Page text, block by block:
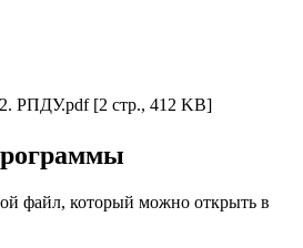
2. РПДУ.pdf [2 стр., 412 KB]
файл, который можно открыть в